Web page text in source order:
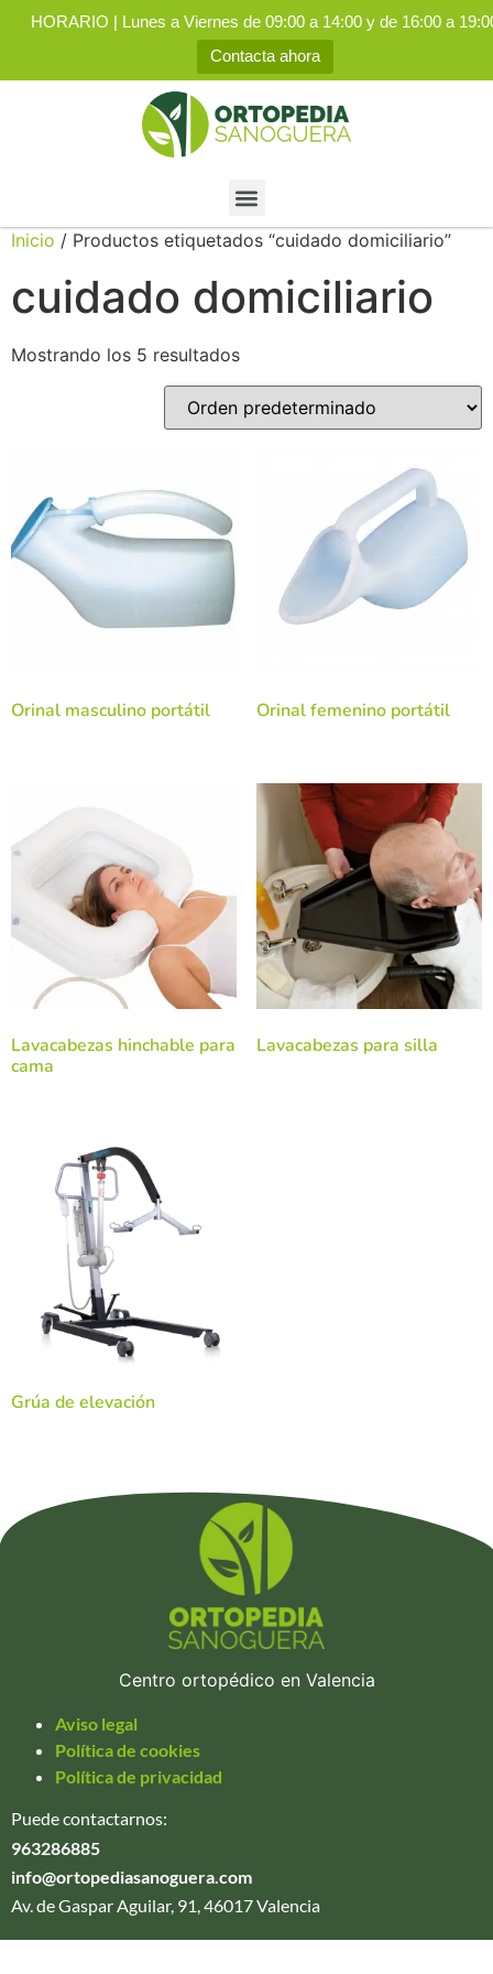
HORARIO | Lunes a Viernes de 09:00 a 14:00 y de 16:00 a
Contacta ahora
Inicio / Productos etiquetados “cuidado domiciliario”
cuidado domiciliario
Mostrando los 5 resultados
Orinal masculino portátil Orinal femenino portátil
Lavacabezas hinchable para
cama
Lavacabezas para silla
Grúa de elevación
Centro ortopédico en Valencia
Aviso legal
Política de cookies
Política de privacidad
Puede contactarnos:
963286885
info@ortopediasanoguera.com
Av. de Gaspar Aguilar, 91, 46017 Valencia